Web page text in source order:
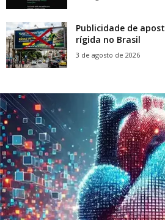
Publicidade de
rígida no Brasil
3 de agosto de 2026